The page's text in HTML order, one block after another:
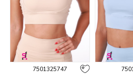
7501325747